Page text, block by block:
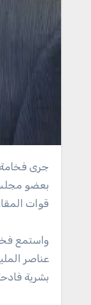
جرى فخامة الرئيس الدكتور رشاد محمد العليمي، رئيس مجلس القيادة الرئاسي، القائد الأعلى للقوات المسلحة، اتصالاً هاتفياً
بعضو مجلس
قوات
واستمع
عناصر
بشرية